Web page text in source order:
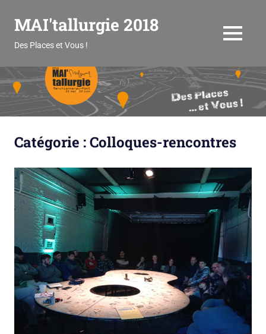
MAI'tallurgie 2018
Des Places et Vous ! MENU
Catégorie :Colloques-rencontres